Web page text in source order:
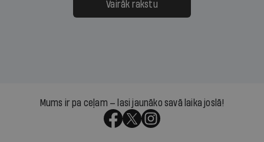
Vairāk rakstu
Mums ir pa ceļam — lasi jaunāko savā laika joslā!